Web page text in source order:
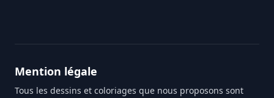
Mention légale
Tous les dessins et coloriages que nous proposons sont